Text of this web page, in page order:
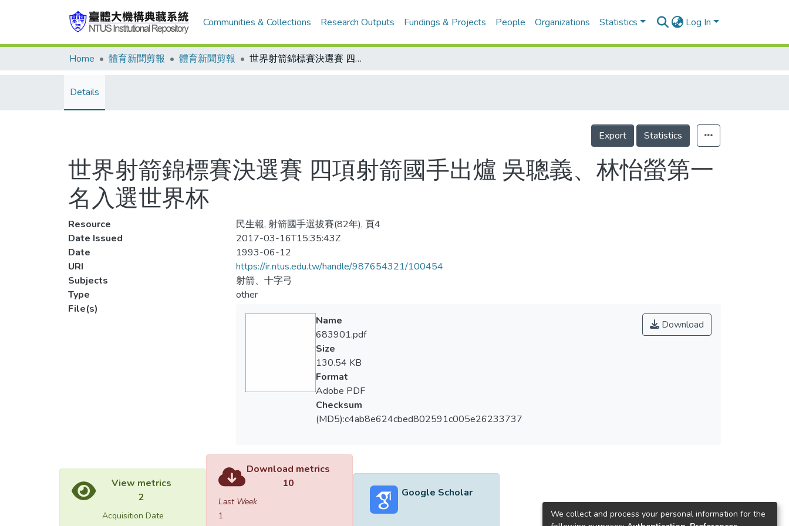
Communities & Collections Research Outputs Fundings & Projects People Organizations Statistics Log In
Home 體育新聞剪報 體育新聞剪報 世界射箭錦標賽決選賽 四項射箭國手出爐 吳聰義、林怡螢第一名入選世界杯
Details
Export Statistics
世界射箭錦標賽決選賽 四項射箭國手出爐 吳聰義、林怡螢第一
名入選世界杯
Resource
民生報, 射箭國手選拔賽(82年), 頁4
Date Issued
2017-03-16T15:35:43Z
Date
1993-06-12
URI
https://ir.ntus.edu.tw/handle/987654321/100454
Subjects
射箭、十字弓
Type
other
File(s)
Download
Name
683901.pdf
Size
130.54 KB
Format
Adobe PDF
Checksum
(MD5):c4ab8e624cbed802591c005e26233737
View metrics
2
Acquisition Date
Download metrics
10
Last Week
1
Google Scholar
We collect and process your personal information for the